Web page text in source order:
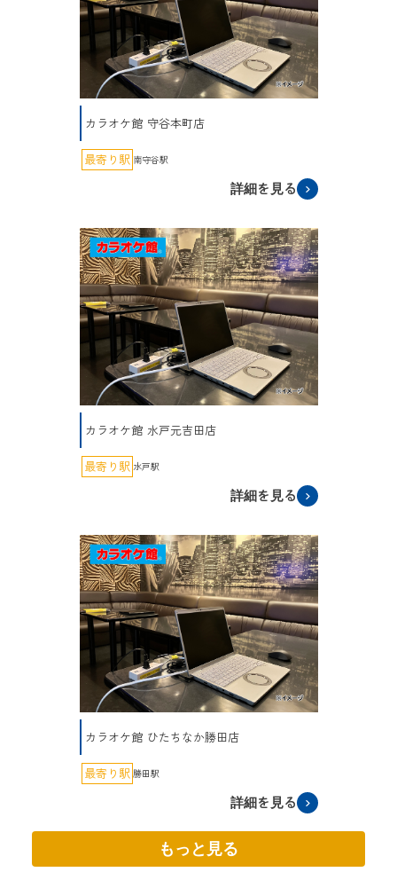
カラオケ館 守谷本町店
最寄り駅 南守谷駅
詳細を見る
カラオケ館 水戸元吉田店
最寄り駅 水戸駅
詳細を見る
カラオケ館 ひたちなか勝田店
最寄り駅 勝田駅
詳細を見る
もっと見る